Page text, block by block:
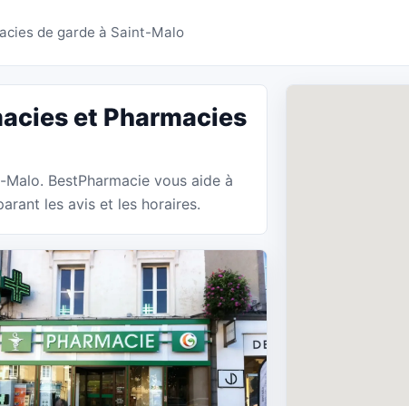
Saint-Malo -
de garde à Saint-Malo
et Pharmacies
BestPharmacie vous aide à
les avis et les horaires.